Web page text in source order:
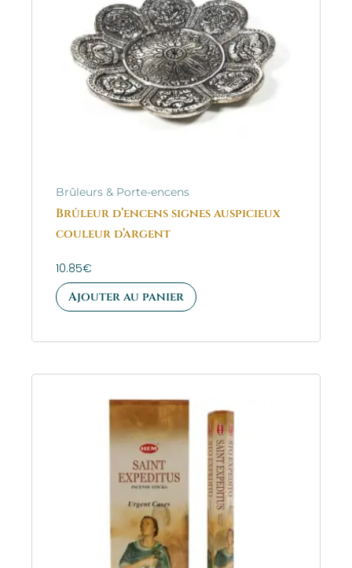
Brûleurs & Porte-encens
Brûleur d’encens signes auspicieux
couleur d’argent
10.85€
Ajouter au panier